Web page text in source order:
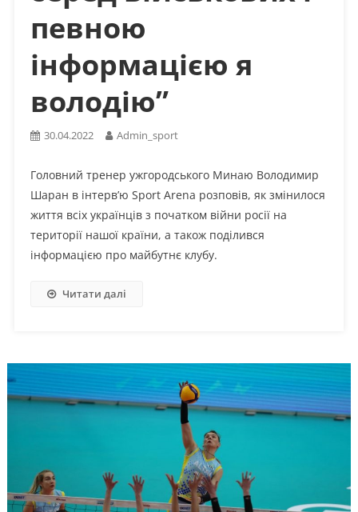
певною
інформацією я
володію”
30.04.2022 Admin_sport
Головний тренер ужгородського Минаю Володимир
Шаран в інтерв’ю Sport Arena розповів, як змінилося
життя всіх українців з початком війни росії на
території нашої країни, а також поділився
інформацією про майбутнє клубу.
Читати далі